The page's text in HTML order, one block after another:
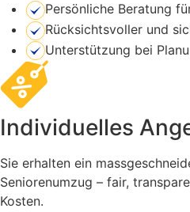
Persönliche Beratung
Rücksichtsvoller und
Unterstützung bei
Individuelles
Sie erhalten ein
Senioren­umzug – fair,
Kosten.